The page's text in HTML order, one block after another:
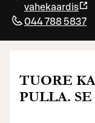
vahekaardis
044 788 5837
TUORE
PULLA.